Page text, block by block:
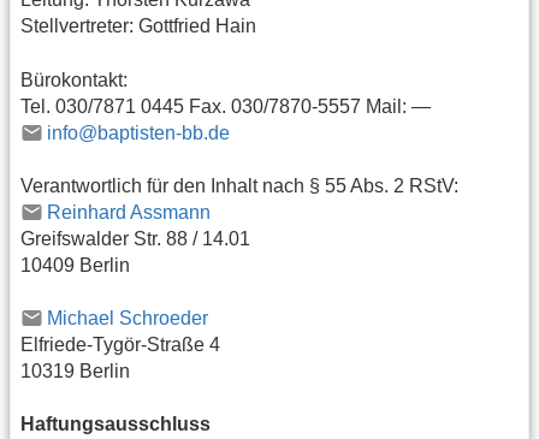
Stellvertreter: Gottfried Hain
Bürokontakt:
Tel. 030/7871 0445 Fax. 030/7870-5557 Mail: —
info@baptisten-bb.de
Verantwortlich für den Inhalt nach § 55 Abs. 2 RStV:
Reinhard Assmann
Greifswalder Str. 88 / 14.01
10409 Berlin
Michael Schroeder
Elfriede-Tygör-Straße 4
10319 Berlin
Haftungsausschluss